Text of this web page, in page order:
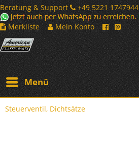
Beratung & Support
+49 5221 1747944
Merkliste
Mein Konto
Menü
Steuerventil, Dichtsätze